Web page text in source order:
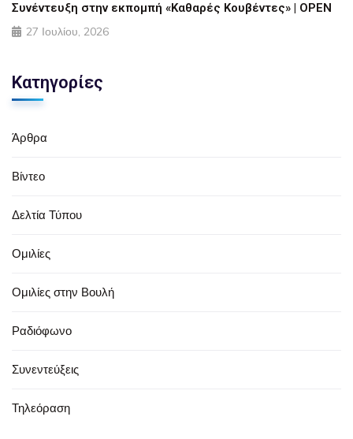
Συνέντευξη στην εκπομπή «Καθαρές Κουβέντες» | OPEN
27 Ιουλίου, 2026
Κατηγορίες
Άρθρα
Βίντεο
Δελτία Τύπου
Ομιλίες
Ομιλίες στην Βουλή
Ραδιόφωνο
Συνεντεύξεις
Τηλεόραση